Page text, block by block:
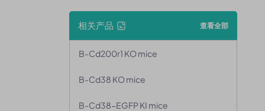
相关产品 查看全部
B-Cd200r1 KO mice
B-Cd38 KO mice
B-Cd38-EGFP KI mice